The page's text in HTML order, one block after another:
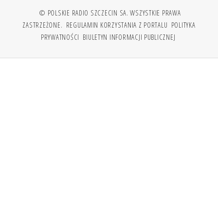
© POLSKIE RADIO SZCZECIN SA. WSZYSTKIE PRAWA
ZASTRZEŻONE. REGULAMIN KORZYSTANIA Z PORTALU POLITYKA
PRYWATNOŚCI BIULETYN INFORMACJI PUBLICZNEJ